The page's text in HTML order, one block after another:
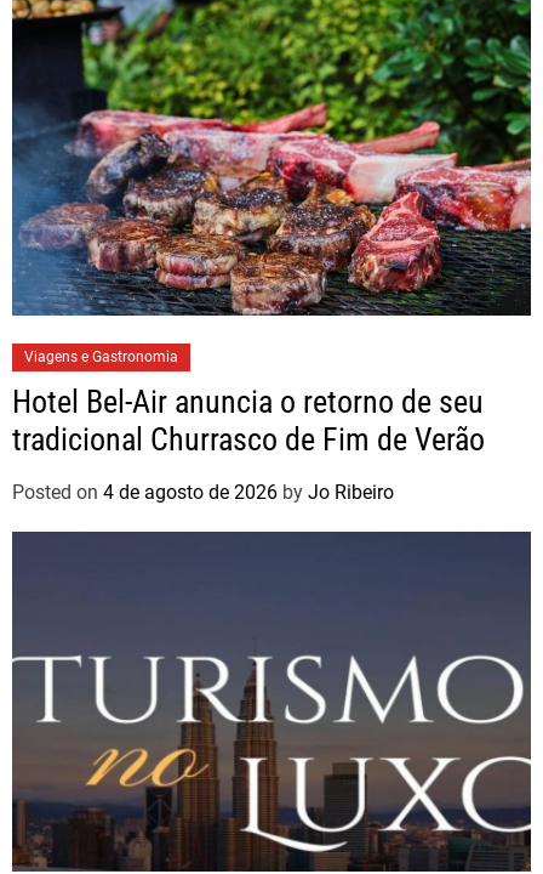
Viagens e Gastronomia
Hotel Bel-Air anuncia o retorno de seu
tradicional Churrasco de Fim de Verão
Posted on 4 de agosto de 2026 by Jo Ribeiro